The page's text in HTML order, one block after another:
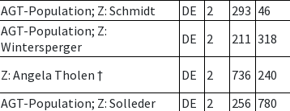
AGT-Population; Z: Schmidt DE 2 293 46
AGT-Population; Z:
Wintersperger
DE 2 211 318
Z: Angela Tholen † DE 2 736 240
AGT-Population; Z: Solleder DE 2 256 780